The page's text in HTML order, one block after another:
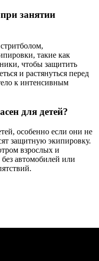
занятии
такие как
чтобы защитить
и растянуться перед
к интенсивным
для детей?
особенно если они не
защитную экипировку.
взрослых и
автомобилей или